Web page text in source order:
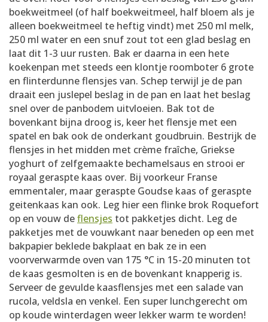
boekweitmeel (of half boekweitmeel, half bloem als je
alleen boekweitmeel te heftig vindt) met 250 ml melk,
250 ml water en een snuf zout tot een glad beslag en
laat dit 1-3 uur rusten. Bak er daarna in een hete
koekenpan met steeds een klontje roomboter 6 grote
en flinterdunne flensjes van. Schep terwijl je de pan
draait een juslepel beslag in de pan en laat het beslag
snel over de panbodem uitvloeien. Bak tot de
bovenkant bijna droog is, keer het flensje met een
spatel en bak ook de onderkant goudbruin. Bestrijk de
flensjes in het midden met crème fraîche, Griekse
yoghurt of zelfgemaakte bechamelsaus en strooi er
royaal geraspte kaas over. Bij voorkeur Franse
emmentaler, maar geraspte Goudse kaas of geraspte
geitenkaas kan ook. Leg hier een flinke brok Roquefort
op en vouw deflensjes tot pakketjes dicht. Leg de
pakketjes met de vouwkant naar beneden op een met
bakpapier beklede bakplaat en bak ze in een
voorverwarmde oven van 175 °C in 15-20 minuten tot
de kaas gesmolten is en de bovenkant knapperig is.
Serveer de gevulde kaasflensjes met een salade van
rucola, veldsla en venkel. Een super lunchgerecht om
op koude winterdagen weer lekker warm te worden!